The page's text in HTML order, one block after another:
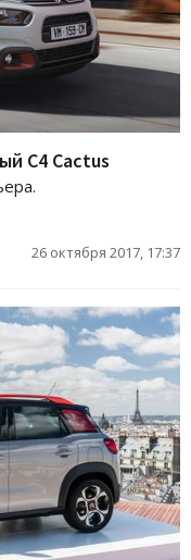
C4 Cactus
26 октября 2017, 17:37